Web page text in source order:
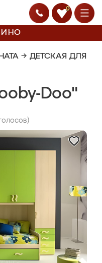
0
→ ДЕТСКАЯ ДЛЯ
Doo"